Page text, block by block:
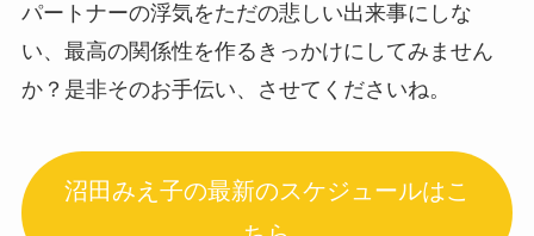
パートナーの浮気をただの悲しい出来事にしな
い、最高の関係性を作るきっかけにしてみません
か？是非そのお手伝い、させてくださいね。
沼田みえ子の最新のスケジュールはこ